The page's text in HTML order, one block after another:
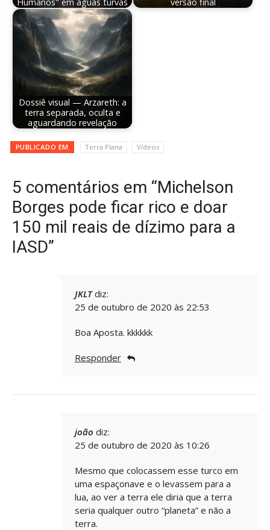
Dossiê visual — Arzareth: a
terra separada, oculta e
aguardando revelação
PUBLICADO EM Terra Plana Vídeos
5 comentários em “Michelson
Borges pode ficar rico e doar
150 mil reais de dízimo para a
IASD”
JKLT diz:
25 de outubro de 2020 às 22:53
Boa Aposta. kkkkkk
Responder
joão diz:
25 de outubro de 2020 às 10:26
Mesmo que colocassem esse turco em
uma espaçonave e o levassem para a
lua, ao ver a terra ele diria que a terra
seria qualquer outro “planeta” e não a
terra.